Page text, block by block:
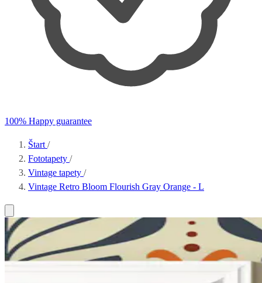
100% Happy guarantee
Štart /
Fototapety /
Vintage tapety /
Vintage Retro Bloom Flourish Gray Orange - L